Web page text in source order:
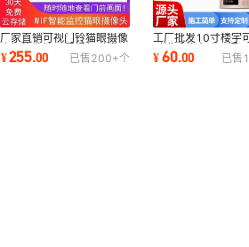
厂家直销可视门铃猫眼摄像
头智能监控远程视频对讲
4.3寸自动抓拍
¥255.00 已售200+个
工厂批发10寸楼宇
对讲系统人脸开门
小区门禁单元门
¥60.00 已售